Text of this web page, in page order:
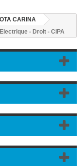
CARINA
- Droit - CIPA